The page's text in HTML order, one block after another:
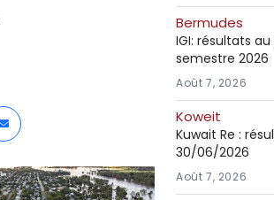
Bermudes
IGI: résultats
semestre 2026
Août 7, 2026
Koweit
Kuwait Re :
30/06/2026
Août 7, 2026